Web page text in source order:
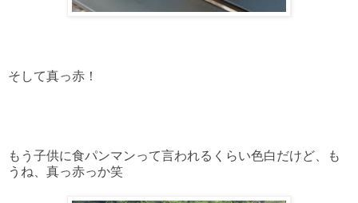
そして真っ赤！
もう子供に食パンマンって言われるくらい色白だけど、も
うね、真っ赤っか笑